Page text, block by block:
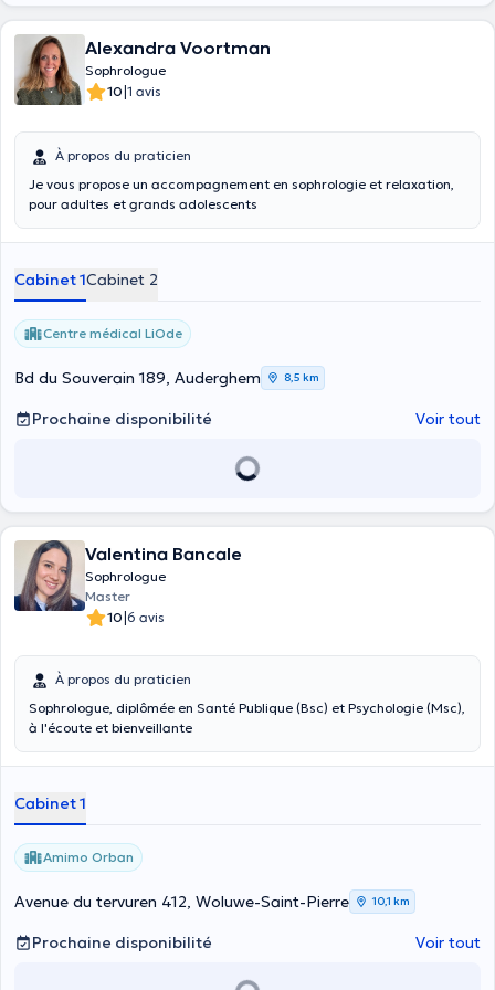
Alexandra Voortman
Sophrologue
10|1 avis
À propos du praticien
Je vous propose un accompagnement en sophrologie et relaxation,
pour adultes et grands adolescents
Cabinet 1Cabinet 2
Centre médical LiOde
Bd du Souverain 189, Auderghem 8,5 km
Prochaine disponibilité Voir tout
Valentina Bancale
Sophrologue
Master
10|6 avis
À propos du praticien
Sophrologue, diplômée en Santé Publique (Bsc) et Psychologie (Msc),
à l'écoute et bienveillante
Cabinet 1
Amimo Orban
Avenue du tervuren 412, Woluwe-Saint-Pierre 10,1 km
Prochaine disponibilité Voir tout